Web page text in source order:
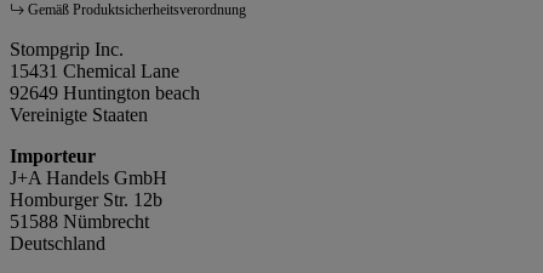
Gemäß Produktsicherheitsverordnung
Stompgrip Inc.
15431 Chemical Lane
92649 Huntington beach
Vereinigte Staaten
Importeur
J+A Handels GmbH
Homburger Str. 12b
51588 Nümbrecht
Deutschland